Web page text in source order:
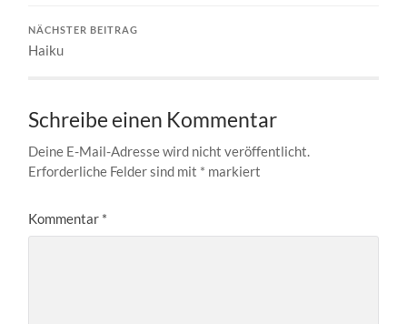
NÄCHSTER BEITRAG
Haiku
Schreibe einen Kommentar
Deine E-Mail-Adresse wird nicht veröffentlicht.
Erforderliche Felder sind mit * markiert
Kommentar *